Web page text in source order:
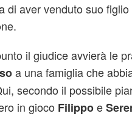
di aver venduto suo
il giudice avvierà le
a una famiglia che
secondo il possibile
in gioco Filippoe